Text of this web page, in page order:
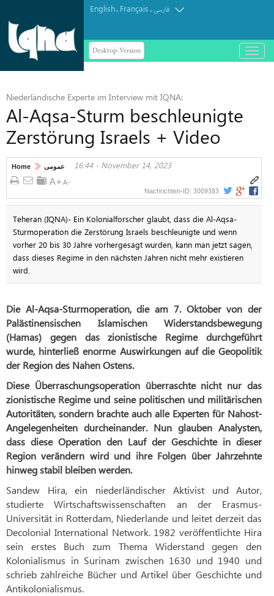
English. Français.فارسی
Desktop-Version
باز
و
Niederländische Experte im Interview mit IQNA:
Al-Aqsa-Sturm beschleunigte
Zerstörung Israels + Video
Home عمومی 16:44 - November 14, 2023
Nachrichten-ID: 3009383
Teheran (IQNA)- Ein Kolonialforscher glaubt, dass die Al-Aqsa-
Sturmoperation die Zerstörung Israels beschleunigte und wenn
vorher 20 bis 30 Jahre vorhergesagt wurden, kann man jetzt sagen,
dass dieses Regime in den nächsten Jahren nicht mehr existieren
wird.
Die Al-Aqsa-Sturmoperation, die am 7. Oktober von der
Palästinensischen Islamischen Widerstandsbewegung
(Hamas) gegen das zionistische Regime durchgeführt
wurde, hinterließ enorme Auswirkungen auf die Geopolitik
der Region des Nahen Ostens.
Diese Überraschungsoperation überraschte nicht nur das
zionistische Regime und seine politischen und militärischen
Autoritäten, sondern brachte auch alle Experten für Nahost-
Angelegenheiten durcheinander. Nun glauben Analysten,
dass diese Operation den Lauf der Geschichte in dieser
Region verändern wird und ihre Folgen über Jahrzehnte
hinweg stabil bleiben werden.
Sandew Hira, ein niederländischer Aktivist und Autor,
studierte Wirtschaftswissenschaften an der Erasmus-
Universität in Rotterdam, Niederlande und leitet derzeit das
Decolonial International Network. 1982 veröffentlichte Hira
sein erstes Buch zum Thema Widerstand gegen den
Kolonialismus in Surinam zwischen 1630 und 1940 und
schrieb zahlreiche Bücher und Artikel über Geschichte und
Antikolonialismus.